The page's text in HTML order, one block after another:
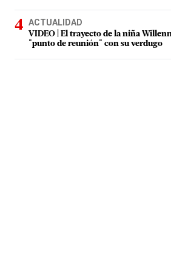
ACTUALIDAD
VIDEO | El trayecto de la niña
"punto de reunión" con su verdugo